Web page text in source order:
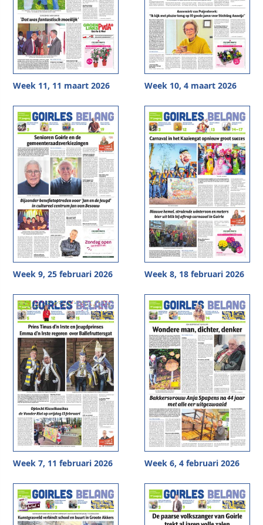
Week 11, 11 maart 2026 Week 10, 4 maart 2026
Week 9, 25 februari 2026 Week 8, 18 februari 2026
Week 7, 11 februari 2026 Week 6, 4 februari 2026